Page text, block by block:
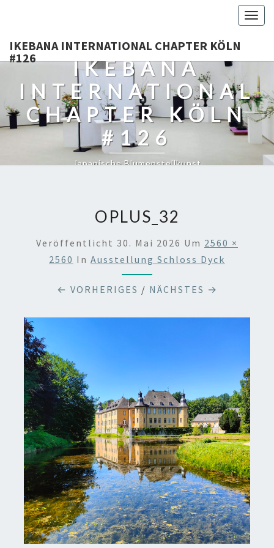
IKEBANA INTERNATIONAL CHAPTER KÖLN
#126
IKEBANA
INTERNATIONAL
CHAPTER KÖLN
#126
Japanische Blumenstellkunst
OPLUS_32
Veröffentlicht 30. Mai 2026 Um 2560 ×
2560 In Ausstellung Schloss Dyck
← VORHERIGES / NÄCHSTES →